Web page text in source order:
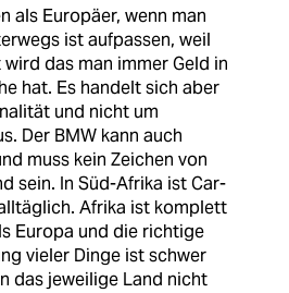
als Europäer, wenn man
ist aufpassen, weil
das man immer Geld in
hat. Es handelt sich aber
und nicht um
Der BMW kann auch
muss kein Zeichen von
sein. In Süd-Afrika ist Car-
Afrika ist komplett
Europa und die richtige
vieler Dinge ist schwer
das jeweilige Land nicht